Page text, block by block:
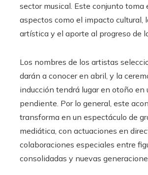
sector musical. Este conjunto toma
aspectos como el impacto cultural,
artística y el aporte al progreso de
Los nombres de los artistas
darán a conocer en abril, y la
inducción tendrá lugar en otoño en
pendiente. Por lo general, este
transforma en un espectáculo de
mediática, con actuaciones en
colaboraciones especiales entre
consolidadas y nuevas